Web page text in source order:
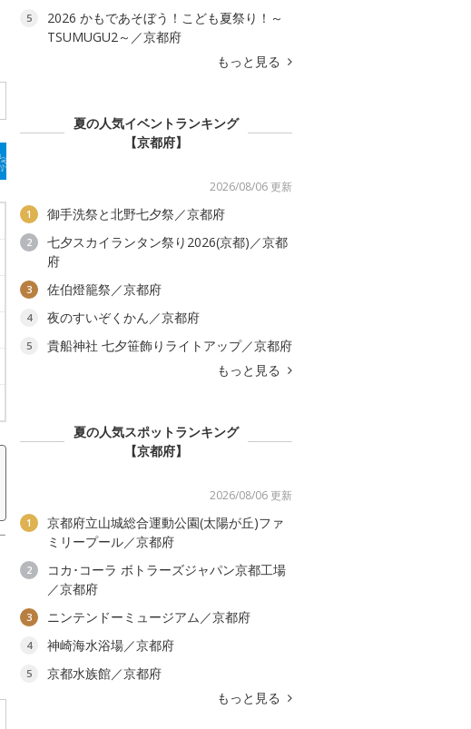
5
2026 かもであそぼう！こども夏祭り！～
TSUMUGU2～／京都府
もっと見る
夏の人気イベントランキング
【京都府】
2026/08/06 更新
1 御手洗祭と北野七夕祭／京都府
2
七夕スカイランタン祭り2026(京都)／京都
府
3 佐伯燈籠祭／京都府
4 夜のすいぞくかん／京都府
5
貴船神社 七夕笹飾りライトアップ／京都府
もっと見る
夏の人気スポットランキング
【京都府】
2026/08/06 更新
1
京都府立山城総合運動公園(太陽が丘)ファ
ミリープール／京都府
2
コカ･コーラ ボトラーズジャパン京都工場
／京都府
3 ニンテンドーミュージアム／京都府
4 神崎海水浴場／京都府
5
京都水族館／京都府
もっと見る